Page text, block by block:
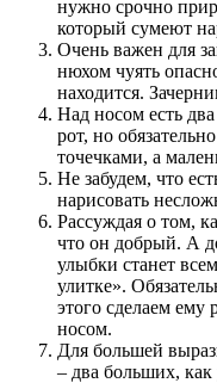
нужно срочно
который сумеют
Очень важен для
нюхом чуять
находится.
Над носом есть
рот, но
точечками, а
Не забудем, что
нарисовать
Рассуждая о том,
что он добрый. А
улыбки станет
улитке».
этого сделаем ему
носом.
Для большей
– два больших, как